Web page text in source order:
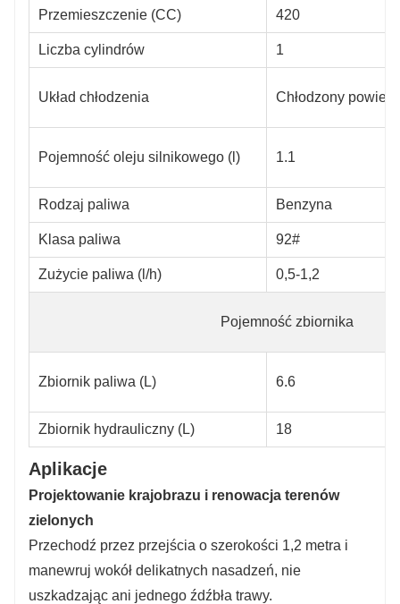
Przemieszczenie (CC) 420
Liczba cylindrów 1
Układ chłodzenia Chłodzony
Pojemność oleju silnikowego (l) 1.1
Rodzaj paliwa Benzyna
Klasa paliwa 92#
Zużycie paliwa (l/h) 0,5-1,2
Pojemność zbiornika
Zbiornik paliwa (L) 6.6
Zbiornik hydrauliczny (L) 18
Aplikacje
Projektowanie krajobrazu i renowacja terenów
zielonych
Przechodź przez przejścia o szerokości 1,2 metra i
manewruj wokół delikatnych nasadzeń, nie
uszkadzając ani jednego źdźbła trawy.